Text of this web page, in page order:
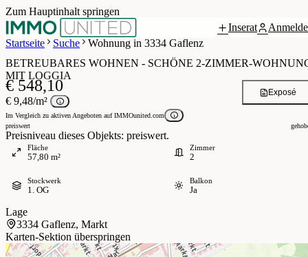
Zum Hauptinhalt springen
Inserat
Startseite
Suche Wohnung in 3334 Gaflenz
BETREUBARES WOHNEN - SCHÖNE 2-ZIMMER-
MIT LOGGIA
€ 548,10
€ 9,48/m²
Im Vergleich zu aktiven Angeboten auf IMMOunited.com
preiswert
Preisniveau dieses Objekts: preiswert.
Exposé
Fläche
57,80 m²
Zimmer
2
Stockwerk
1. OG
Balkon
Ja
Lage
3334 Gaflenz, Markt
Karten-Sektion überspringen